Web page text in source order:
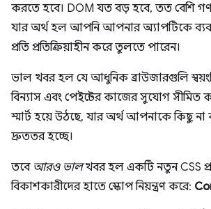
করতে হবে। DOM যত বড় হবে, তত বেশি
যার অর্থ হল আপনি আপনার অ্যাপটিকে
প্রতি প্রতিক্রিয়াহীন করে তুলতে পারেন।
ভাল খবর হল যে আধুনিক ব্রাউজারগুলি
বিন্যাস এবং পেইন্টের কাজের সুযোগ সীমিত
স্মার্ট হয়ে উঠছে, যার অর্থ আপনাকে কিছু
দ্রুততর হচ্ছে।
তবে আরও ভালখবর হল একটি নতুন CSS
বিকাশকারীদের হাতে স্কোপ নিয়ন্ত্রণ করে: